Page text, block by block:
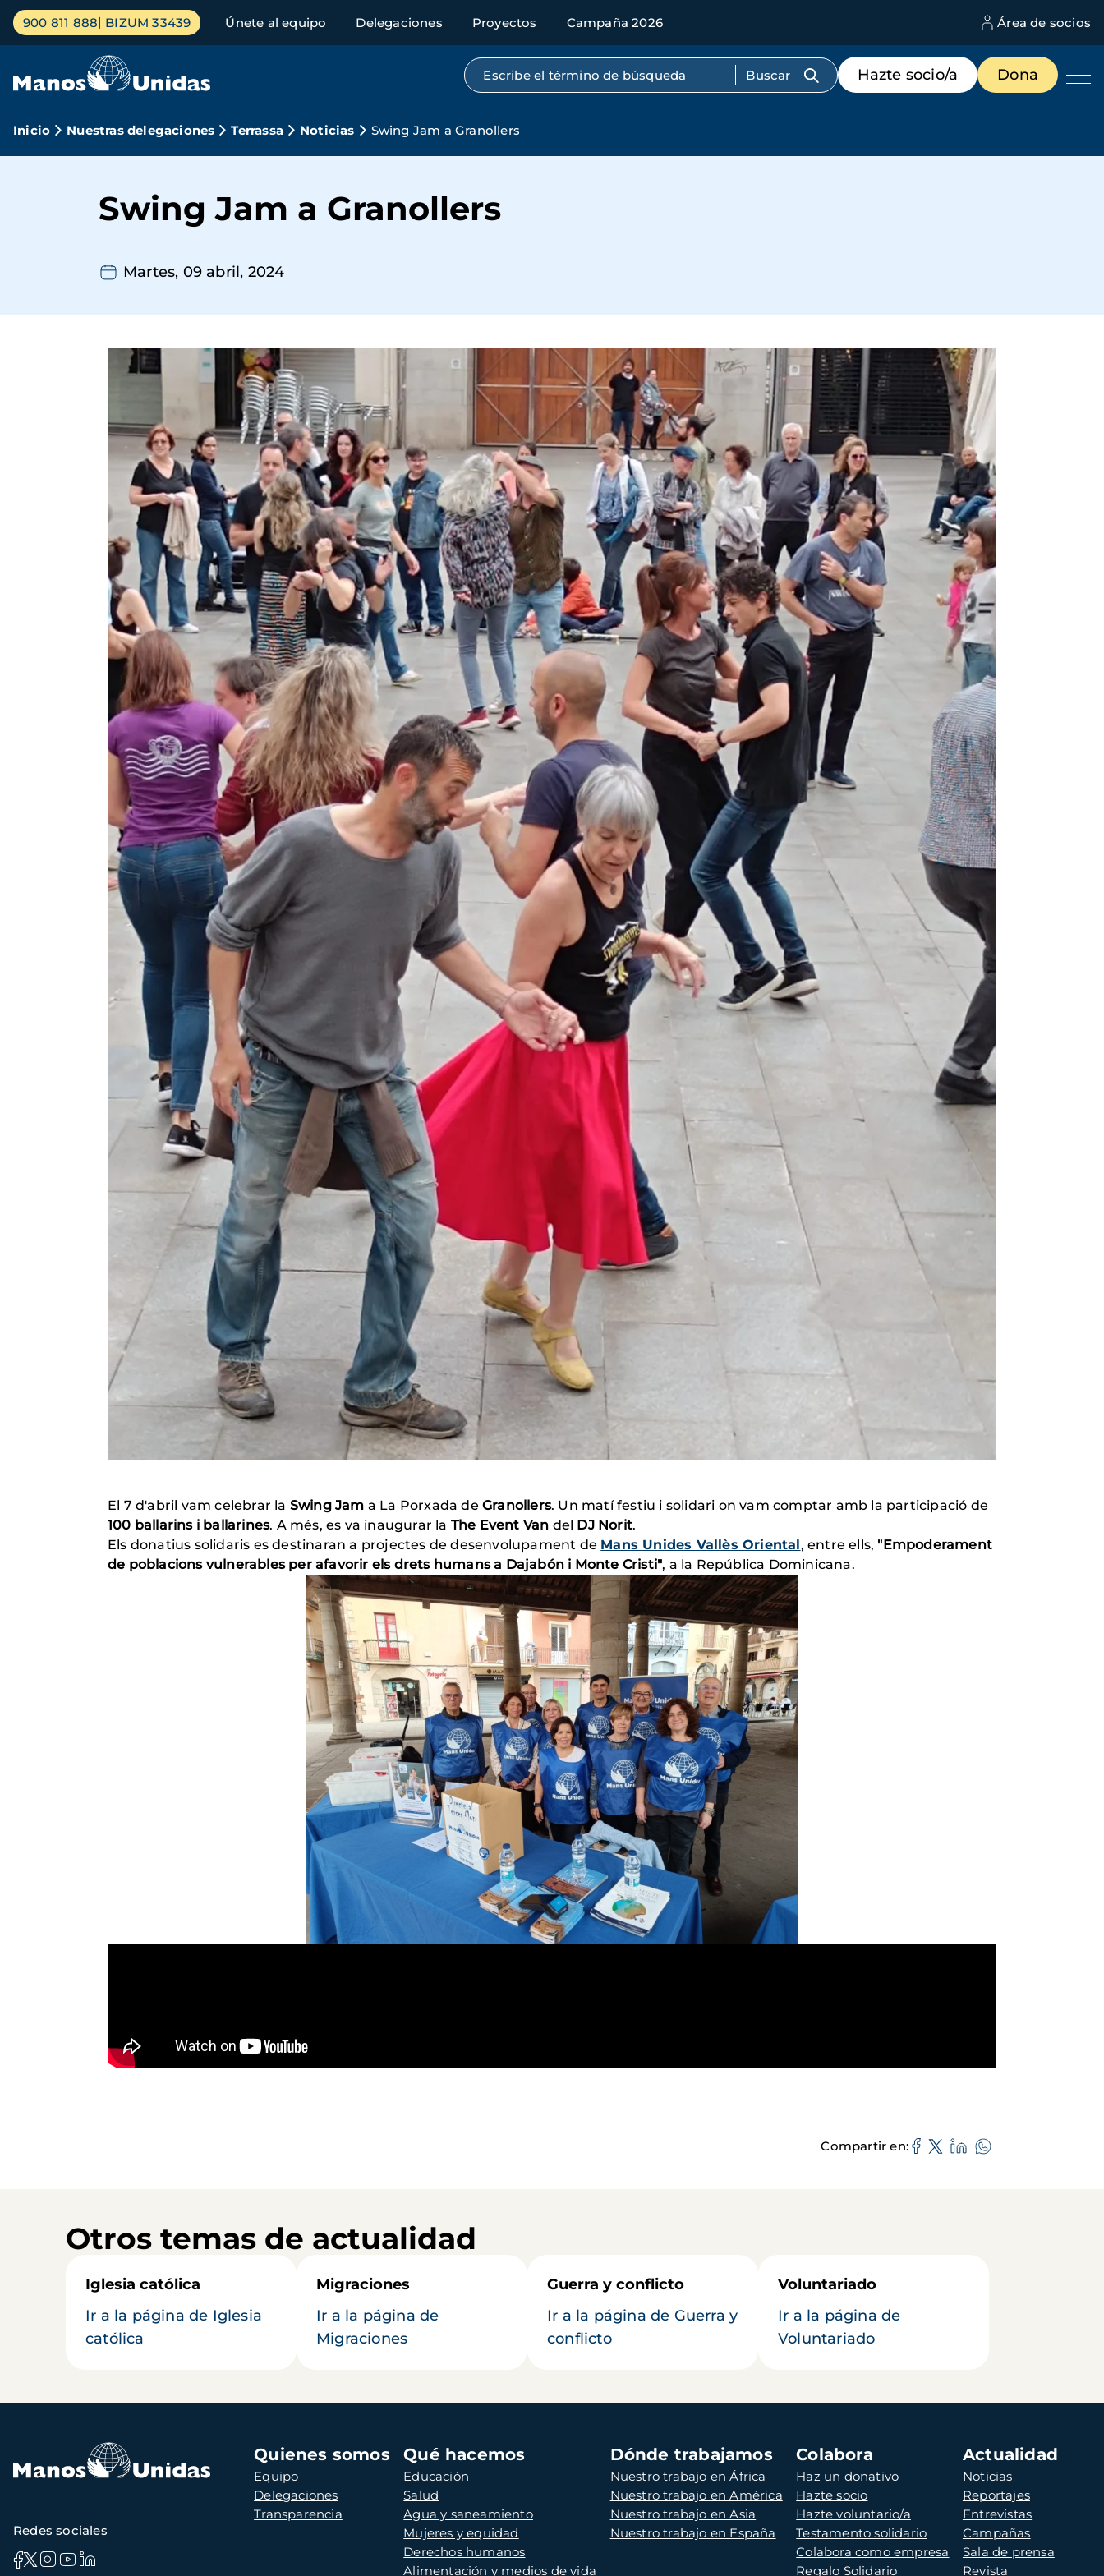
Pasar
contenido
Menú
principal
900 811 888 BIZUM 33439 Únete al equipo Delegaciones Proyectos Campaña 2026 Área de socios
Búsqueda por texto completo
Menú
de
destacados
Hazte socio/a Dona
Ruta
navegación
Inicio Nuestras delegaciones Terrassa Noticias Swing Jam a Granollers
Swing Jam a Granollers
Martes, 09 abril, 2024
El 7 d'abril vam celebrar la Swing Jam a La Porxada deGranollers. Un matí festiu i solidari on vam comptar amb la participació de
100 ballarins i ballarines. A més, es va inaugurar la The Event Van del DJ Norit.
Els donatius solidaris es destinaran a projectes de desenvolupament de Mans Unides Vallès Oriental, entre ells, "Empoderament
de poblacions vulnerables per afavorir els drets humans a Dajabón i Monte Cristi", a la República Dominicana.
Compartir en
Otros temas de actualidad
Iglesia católica
Ir a la página de Iglesia
católica
Migraciones
Ir a la página de
Migraciones
Guerra y conflicto
Ir a la página de Guerra y
conflicto
Voluntariado
Ir a la página de
Voluntariado
Navegación
principal
Quienes somos
Equipo
Delegaciones
Transparencia
Qué hacemos
Educación
Salud
Agua y saneamiento
Mujeres y equidad
Derechos humanos
Alimentación y medios de vida
Dónde trabajamos
Nuestro trabajo en África
Nuestro trabajo en América
Nuestro trabajo en Asia
Nuestro trabajo en España
Colabora
Haz un donativo
Hazte socio
Hazte voluntario/a
Testamento solidario
Colabora como empresa
Regalo Solidario
Actualidad
Noticias
Reportajes
Entrevistas
Campañas
Sala de prensa
Revista
Redes sociales